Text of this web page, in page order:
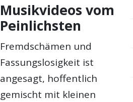
Musikvideos vom
Peinlichsten
Fremdschämen und
Fassungslosigkeit ist
angesagt, hoffentlich
gemischt mit kleinen